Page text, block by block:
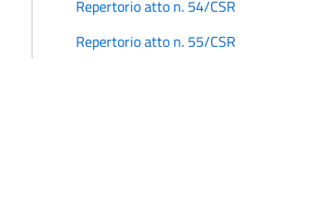
Repertorio atto n. 54/CSR
Repertorio atto n. 55/CSR